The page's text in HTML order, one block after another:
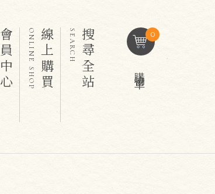
0
會員中心 ONLINE SHOP線上購買 SEARCH 搜尋全站